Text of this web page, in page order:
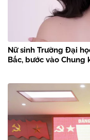
Nữ sinh Trường Đại
Bắc, bước vào Chung